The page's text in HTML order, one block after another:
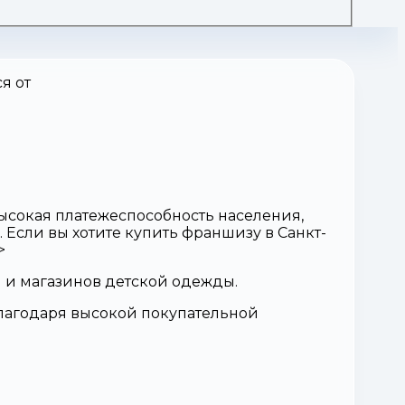
от
платежеспособность населения,
вы хотите купить франшизу в Санкт-
магазинов детской одежды.
высокой покупательной